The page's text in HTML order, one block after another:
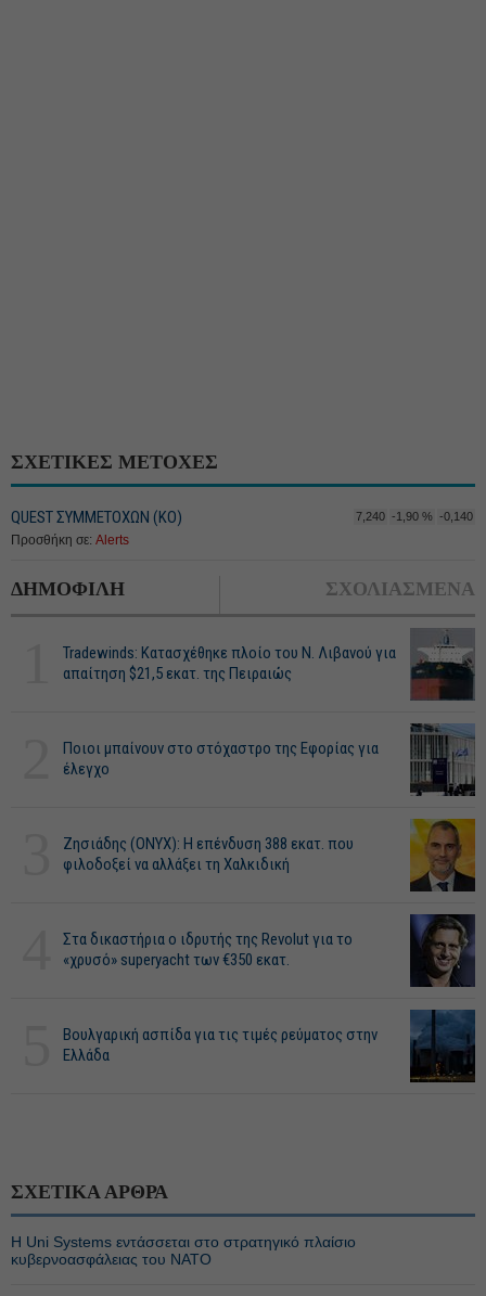
ΣΧΕΤΙΚΕΣ ΜΕΤΟΧΕΣ
QUEST ΣΥΜΜΕΤΟΧΩΝ (ΚΟ) 7,240 -1,90 % -0,140
Προσθήκη σε: Alerts
ΔΗΜΟΦΙΛΗ ΣΧΟΛΙΑΣΜΕΝΑ
Tradewinds: Κατασχέθηκε πλοίο του Ν. Λιβανού για
απαίτηση $21,5 εκατ. της Πειραιώς
Ποιοι μπαίνουν στο στόχαστρο της Εφορίας για
έλεγχο
Ζησιάδης (ONYX): Η επένδυση 388 εκατ. που
φιλοδοξεί να αλλάξει τη Χαλκιδική
Στα δικαστήρια ο ιδρυτής της Revolut για το
«χρυσό» superyacht των €350 εκατ.
Βουλγαρική ασπίδα για τις τιμές ρεύματος στην
Ελλάδα
ΣΧΕΤΙΚΑ ΑΡΘΡΑ
Η Uni Systems εντάσσεται στο στρατηγικό πλαίσιο
κυβερνοασφάλειας του ΝΑΤΟ